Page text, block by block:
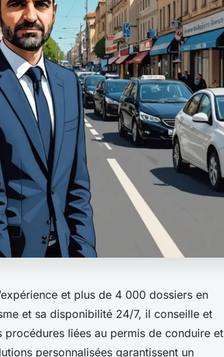
et plus de 4 000 dossiers en
et sa disponibilité 24/7, il conseille et
liées au permis de conduire et
personnalisées garantissent un